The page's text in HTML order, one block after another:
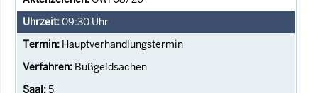
09:30 Uhr
Hauptverhandlungstermin
Bußgeldsachen
5